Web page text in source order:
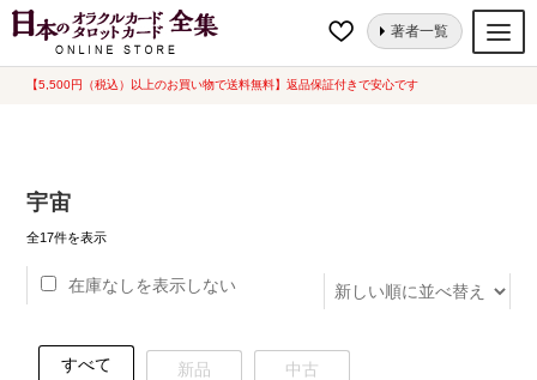
【5,500円（税込）以上のお買い物で送料無料】返品保証付きで安心です
ナ
コ
著者一覧
オラクルカード
ルノルマンカード
トランプ
セット
ホーム “宇宙”にタグ付けされた商品
宇宙
全17件を表示新
い
順
在庫なしを表示しない
すべて 新品 中古